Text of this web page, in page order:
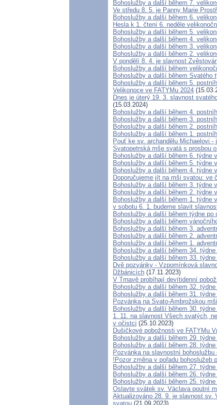
Bohoslužby a další během 7.
Ve středu 8. 5. je Panny Marie
Bohoslužby a další během 6.
Hesla k 1. čtení 6. neděle
Bohoslužby a další během 5.
Bohoslužby a další během 4.
Bohoslužby a další během 3.
Bohoslužby a další během 2.
V pondělí 8. 4. je slavnost
Bohoslužby a další během
Bohoslužby a další během Svatého
Bohoslužby a další během 5.
Velikonoce ve FATYMu 2024
Dnes je úterý 19. 3. slavnost
(15.03.2024)
Bohoslužby a další během 4.
Bohoslužby a další během 3.
Bohoslužby a další během 2.
Bohoslužby a další během 1.
Pouť ke sv. archandělu Michaelovi
Svatopetrská mše svatá s prosbou
Bohoslužby a další během 6. týdne
Bohoslužby a další během 5. týdne
Bohoslužby a další během 4. týdne
Doporučujeme jít na mši svatou:
Bohoslužby a další během 3. týdne
Bohoslužby a další během 2. týdne
Bohoslužby a další během 1. týdne
v sobotu 6. 1. budeme slavit
Bohoslužby a další během týdne po
Bohoslužby a další během
Bohoslužby a další během 3.
Bohoslužby a další během 2.
Bohoslužby a další během 1.
Bohoslužby a další během 34.
Bohoslužby a další během 33.
Dvě pozvánky - Vzpomínková
Džbánicích (17.11.2023)
V Trnavě probíhají devítidenní
Bohoslužby a další během 32.
Bohoslužby a další během 31.
Pozvánka na Svato-Ambrožskou
Bohoslužby a další během 30.
1. 11. na slavnost Všech svatých,
v očistci (25.10.2023)
Dušičkové pobožnosti ve FATYMu
Bohoslužby a další během 29.
Bohoslužby a další během 28.
Pozvánka na slavnostní bohoslužbu
!Pozor změna v pořadu bohoslužeb
Bohoslužby a další během 27.
Bohoslužby a další během 26.
Bohoslužby a další během 25.
Oslavte svátek sv. Václava poutní
Aktualizováno 28. 9. je slavnost sv.
svatou (21.09.2023)